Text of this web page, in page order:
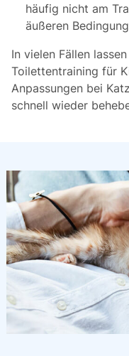
häufig nicht am
äußeren
In vielen Fällen
Toilettentraining für
Anpassungen bei
schnell wieder